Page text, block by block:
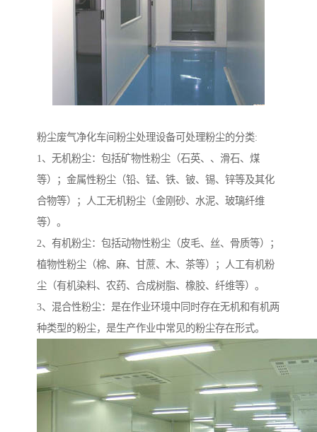
粉尘废气净化车间粉尘处理设备可处理粉尘的分类:
1、无机粉尘：包括矿物性粉尘（石英、、滑石、煤
等）；金属性粉尘（铅、锰、铁、铍、锡、锌等及其化
合物等）；人工无机粉尘（金刚砂、水泥、玻璃纤维
等）。
2、有机粉尘：包括动物性粉尘（皮毛、丝、骨质等）；
植物性粉尘（棉、麻、甘蔗、木、茶等）；人工有机粉
尘（有机染料、农药、合成树脂、橡胶、纤维等）。
3、混合性粉尘：是在作业环境中同时存在无机和有机两
种类型的粉尘，是生产作业中常见的粉尘存在形式。